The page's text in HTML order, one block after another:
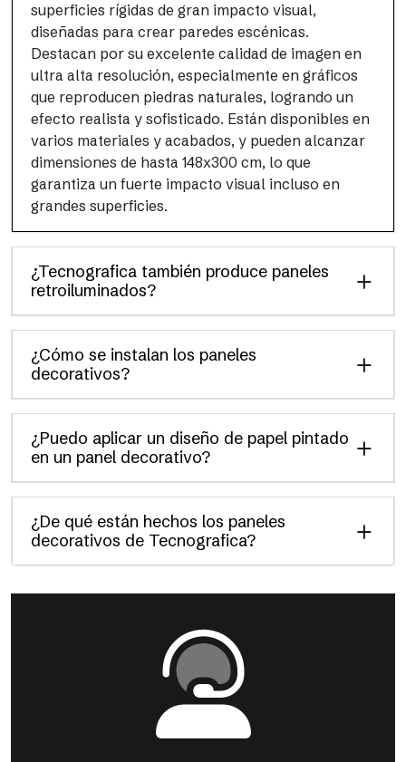
superficies rígidas de gran impacto visual,
diseñadas para crear paredes escénicas.
Destacan por su excelente calidad de imagen en
ultra alta resolución, especialmente en gráficos
que reproducen piedras naturales, logrando un
efecto realista y sofisticado. Están disponibles en
varios materiales y acabados, y pueden alcanzar
dimensiones de hasta 148x300 cm, lo que
garantiza un fuerte impacto visual incluso en
grandes superficies.
¿Tecnografica también produce paneles
retroiluminados?
¿Cómo se instalan los paneles
decorativos?
¿Puedo aplicar un diseño de papel pintado
en un panel decorativo?
¿De qué están hechos los paneles
decorativos de Tecnografica?